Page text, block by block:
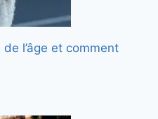
l’âge et comment